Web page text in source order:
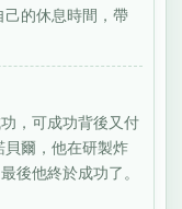
的休息時間，帶
，可成功背後又付
貝爾，他在研製炸
後他終於成功了。